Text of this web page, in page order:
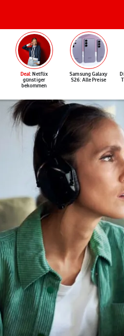
Deal: Netflix
günstiger
bekommen
Samsung Galaxy
S26: Alle Preise